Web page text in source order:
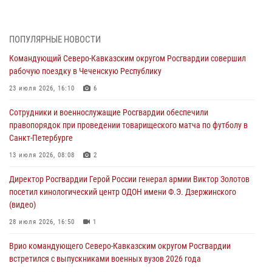
В Удмуртии при силовой поддержке спецназа Росгвардии
оздоровительных услуг (видео)
05 августа 2026, 13:20
посетили мастер-класс по художественной гимнастике
05 августа 2026, 13:00 3
Офицеры Росгвардии и ветераны войск правопорядка почтили
05 августа 2026, 12:40
Росгвардейцы приняли участие в акции «Волна памяти»,
посвящённой 83‑й годовщине освобождения Белгорода от
05 августа 2026, 12:13 1
ПОПУЛЯРНЫЕ НОВОСТИ
Командующий Северо-Кавказским округом Росгвардии совершил
рабочую поездку в Чеченскую Республику
23 июля 2026, 16:10 6
Сотрудники и военнослужащие Росгвардии обеспечили
правопорядок при проведении товарищеского матча по футболу в
Санкт-Петербурге
13 июля 2026, 08:08 2
Директор Росгвардии Герой России генерал армии Виктор Золотов
посетил кинологический центр ОДОН имени Ф.Э. Дзержинского
(видео)
28 июля 2026, 16:50 1
Врио командующего Северо-Кавказским округом Росгвардии
встретился с выпускниками военных вузов 2026 года